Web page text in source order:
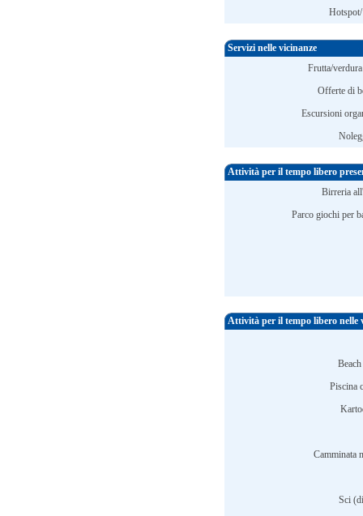
Servizi nelle vicinanze
Frutta/
Offerte di
Escursioni
Attività per il tempo libero
Birreria
Parco giochi per
Attività per il tempo libero nelle
Piscina
Camminata
Sci